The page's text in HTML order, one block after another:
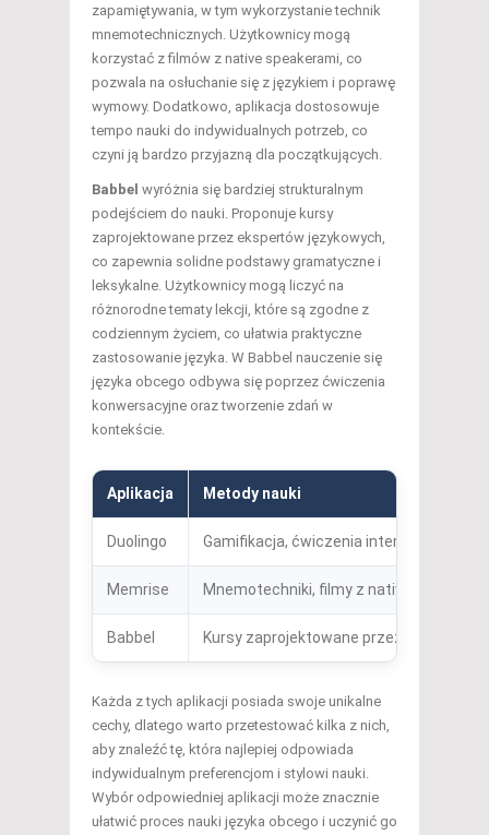
zapamiętywania, w tym wykorzystanie technik
mnemotechnicznych. Użytkownicy mogą
korzystać z filmów z native speakerami, co
pozwala na osłuchanie się z językiem i poprawę
wymowy. Dodatkowo, aplikacja dostosowuje
tempo nauki do indywidualnych potrzeb, co
czyni ją bardzo przyjazną dla początkujących.
Babbel wyróżnia się bardziej strukturalnym
podejściem do nauki. Proponuje kursy
zaprojektowane przez ekspertów językowych,
co zapewnia solidne podstawy gramatyczne i
leksykalne. Użytkownicy mogą liczyć na
różnorodne tematy lekcji, które są zgodne z
codziennym życiem, co ułatwia praktyczne
zastosowanie języka. W Babbel nauczenie się
języka obcego odbywa się poprzez ćwiczenia
konwersacyjne oraz tworzenie zdań w
kontekście.
Aplikacja Metody nauki
Duolingo Gamifikacja, ćwiczenia interaktywne
Memrise Mnemotechniki, filmy z native
Babbel Kursy zaprojektowane przez ekspertów
Każda z tych aplikacji posiada swoje unikalne
cechy, dlatego warto przetestować kilka z nich,
aby znaleźć tę, która najlepiej odpowiada
indywidualnym preferencjom i stylowi nauki.
Wybór odpowiedniej aplikacji może znacznie
ułatwić proces nauki języka obcego i uczynić go